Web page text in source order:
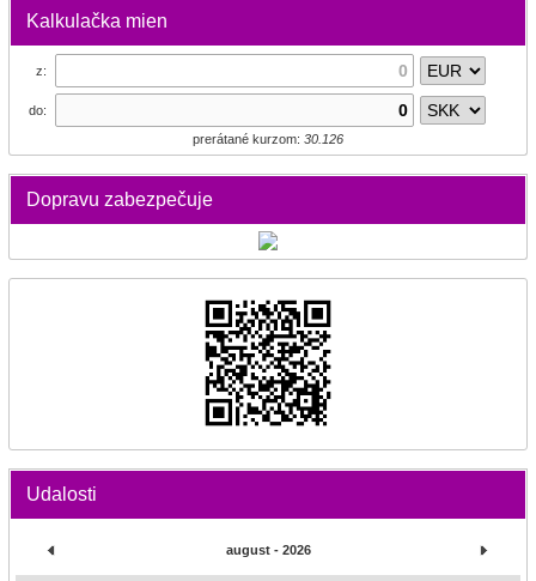
Kalkulačka mien
z:
do:
prerátané kurzom: 30.126
Dopravu zabezpečuje
Udalosti
august - 2026